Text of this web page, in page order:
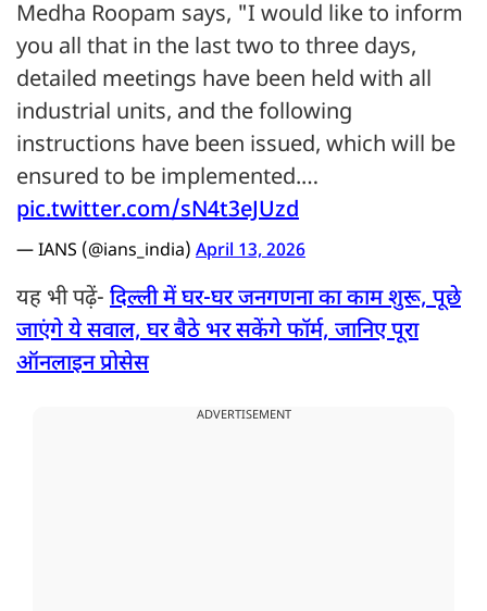
Medha Roopam says, "I would like to inform
you all that in the last two to three days,
detailed meetings have been held with all
industrial units, and the following
instructions have been issued, which will be
ensured to be implemented.…
pic.twitter.com/sN4t3eJUzd
— IANS (@ians_india) April 13, 2026
यह भी पढ़ें- दिल्ली में घर-घर जनगणना का काम शुरू, पूछे
जाएंगे ये सवाल, घर बैठे भर सकेंगे फॉर्म, जानिए पूरा
ऑनलाइन प्रोसेस
ADVERTISEMENT